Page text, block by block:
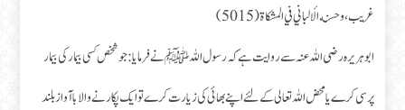
غریب، و حسنه الألباني في المشكاة (5015)
ابو ہریرہ رضی اللہ عنہ سے روایت ہے کہ رسول اللہ ﷺ نے فرمایا: جو شخص کسی بیمار کی بیمار
پرسی کرے یا محض اللہ تعالی کے لئے اپنے بھائی کی زیارت کرے تو ایک پکار نے والا با آواز بلند